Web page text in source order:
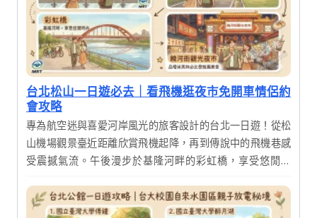
台北松山一日遊必去｜看飛機逛夜市免開車情侶約
會攻略
專為航空迷與喜愛河岸風光的旅客設計的台北一日遊！從松
山機場觀景臺近距離欣賞飛機起降，再到傳說中的飛機巷感
受震撼氣流。午後漫步於基隆河畔的彩虹橋，享受悠閒時
美結束充實的一天。